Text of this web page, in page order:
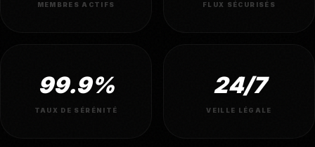
MEMBRES ACTIFS FLUX SÉCURISÉS
99.9%
TAUX DE SÉRÉNITÉ
24/7
VEILLE LÉGALE